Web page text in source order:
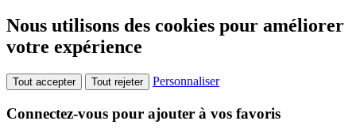
Nous utilisons des cookies pour améliorer
votre expérience
Tout accepter Tout rejeter Personnaliser
Connectez-vous pour ajouter à vos favoris